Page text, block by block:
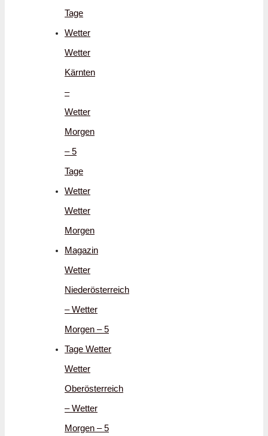
Tage
Wetter
Wetter
Kärnten
–
Wetter
Morgen
– 5
Tage
Wetter
Wetter
Morgen
Magazin
Wetter
Niederösterreich
– Wetter
Morgen – 5
Tage Wetter
Wetter
Oberösterreich
– Wetter
Morgen – 5